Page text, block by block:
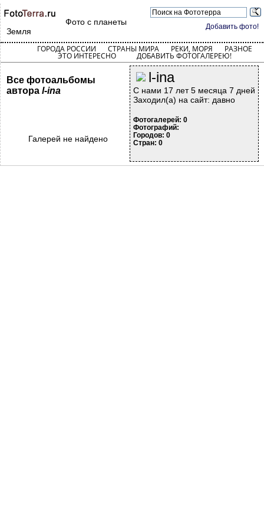
Добавить фото!
Фото с планеты
Земля
ГОРОДА РОССИИ СТРАНЫ МИРА РЕКИ, МОРЯ РАЗНОЕ
ЭТО ИНТЕРЕСНО ДОБАВИТЬ ФОТОГАЛЕРЕЮ!
l-ina
С нами 17 лет 5 месяца 7 дней
Заходил(а) на сайт: давно
Фотогалерей: 0
Фотографий:
Городов: 0
Стран: 0
Все фотоальбомы
автора l-ina
Галерей не найдено